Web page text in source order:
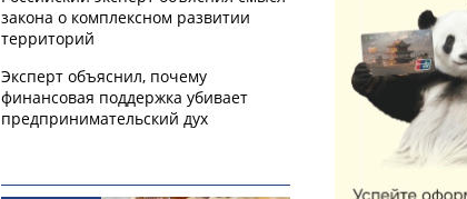
закона о комплексном развитии
территорий
Эксперт объяснил, почему
финансовая поддержка убивает
предпринимательский дух